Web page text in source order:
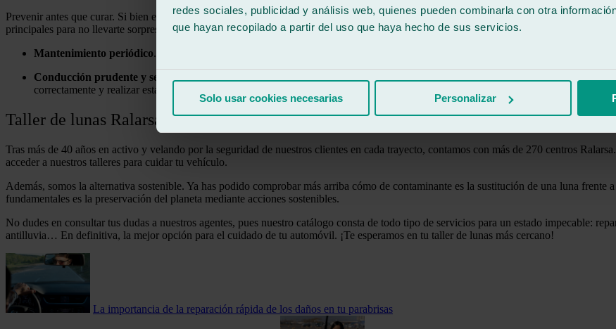
redes sociales, publicidad y análisis web, quienes pueden combinarla con otra
que hayan recopilado a partir del uso que haya hecho de sus servicios.
Solo usar cookies necesarias Personalizar
Prevenir antes que curar. Si bien este dicho puede tener varios cientos de años, te aseguramos que en este caso podría ser algo
principales para no llevarte sorpresas en los vidrios de tu vehículo:
Mantenimiento periódico. Identificarás cualquier anomalía antes de que puedan convertirse en acciones costosas: grietas,
Conducción prudente y segura. Circunstancias incontrolables como condiciones meteorológicas adversas están fuera de
correctamente y realizar estacionamientos seguros no solo te protege a ti sino que también protege a los cristales.
Taller de lunas Ralarsa, competentes y sostenibles
Tras más de 40 años en activo y velando por la seguridad de nuestros clientes en cada trayecto, contamos con más de 270 centros
acceder a nuestros talleres para cuidar tu vehículo.
Además, somos la alternativa sostenible. Ya has podido comprobar más arriba cómo de contaminante es la sustitución de una luna
fundamentales es la preservación del planeta mediante acciones sostenibles.
No dudes en consultar tus dudas a nuestros agentes, pues nuestro catálogo consta de todo tipo de servicios para un estado impecable:
antilluvia… En definitiva, la mejor opción para el cuidado de tu automóvil. ¡Te esperamos en tu taller de lunas más cercano!
La importancia de la reparación rápida de los daños en tu parabrisas